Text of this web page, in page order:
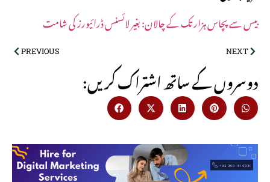
بیـس سے پچاس ہزار تک کے چالان: بغیر لائسنس ڈرائیورز کی شامت
PREVIOUS NEXT
:دوسروں کے ساتھ اشتراک کریں